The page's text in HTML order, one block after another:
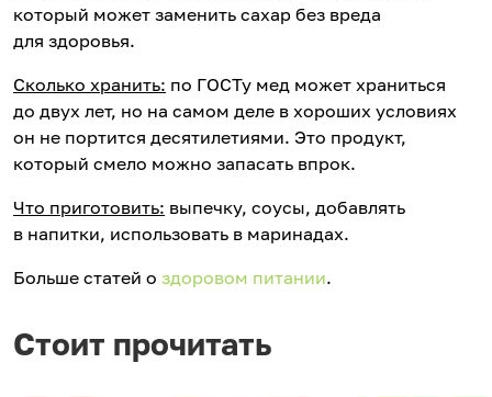
который может заменить сахар без вреда
для здоровья.
Сколько хранить: по ГОСТу мед может храниться
до двух лет, но на самом деле в хороших условиях
он не портится десятилетиями. Это продукт,
который смело можно запасать впрок.
Что приготовить: выпечку, соусы, добавлять
в напитки, использовать в маринадах.
Больше статей о здоровом питании.
Стоит прочитать